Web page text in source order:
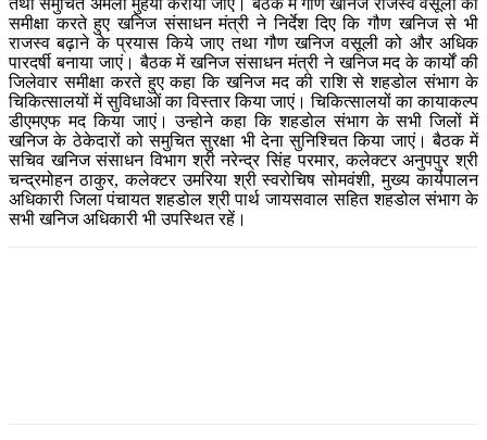
समीक्षा करते हुए खनिज संसाधन मंत्री ने निर्देश दिए कि गौण खनिज से भी
राजस्व बढ़ाने के प्रयास किये जाए तथा गौण खनिज वसूली को और अधिक
पारदर्षी बनाया जाएं। बैठक में खनिज संसाधन मंत्री ने खनिज मद के कार्यों की
जिलेवार समीक्षा करते हुए कहा कि खनिज मद की राशि से शहडोल संभाग के
चिकित्सालयों में सुविधाओं का विस्तार किया जाएं। चिकित्सालयों का कायाकल्प
डीएमएफ मद किया जाएं। उन्होने कहा कि शहडोल संभाग के सभी जिलों में
खनिज के ठेकेदारों को समुचित सुरक्षा भी देना सुनिश्चित किया जाएं। बैठक में
सचिव खनिज संसाधन विभाग श्री नरेन्द्र सिंह परमार, कलेक्टर अनुपपुर श्री
चन्द्रमोहन ठाकुर, कलेक्टर उमरिया श्री स्वरोचिष सोमवंशी, मुख्य कार्यपालन
अधिकारी जिला पंचायत शहडोल श्री पार्थ जायसवाल सहित शहडोल संभाग के
सभी खनिज अधिकारी भी उपस्थित रहें।